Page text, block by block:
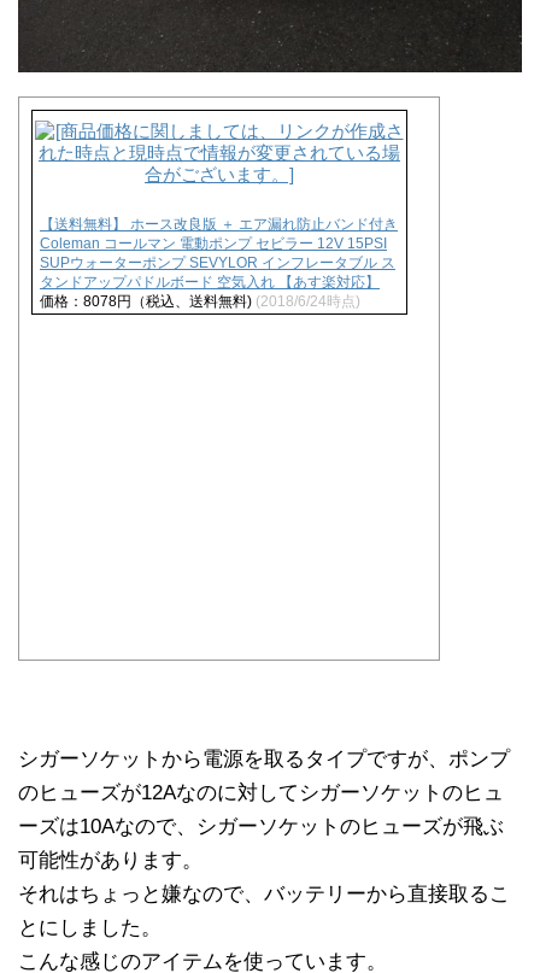
【送料無料】 ホース改良版 ＋ エア漏れ防止バンド付き
Coleman コールマン 電動ポンプ セビラー 12V 15PSI
SUPウォーターポンプ SEVYLOR インフレータブル ス
タンドアップパドルボード 空気入れ 【あす楽対応】
価格：8078円（税込、送料無料) (2018/6/24時点)
シガーソケットから電源を取るタイプですが、ポンプ
のヒューズが12Aなのに対してシガーソケットのヒュ
ーズは10Aなので、シガーソケットのヒューズが飛ぶ
可能性があります。
それはちょっと嫌なので、バッテリーから直接取るこ
とにしました。
こんな感じのアイテムを使っています。